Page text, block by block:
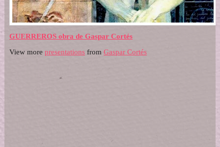
GUERREROS obra de Gaspar Cortés
View more presentations from Gaspar Cortés